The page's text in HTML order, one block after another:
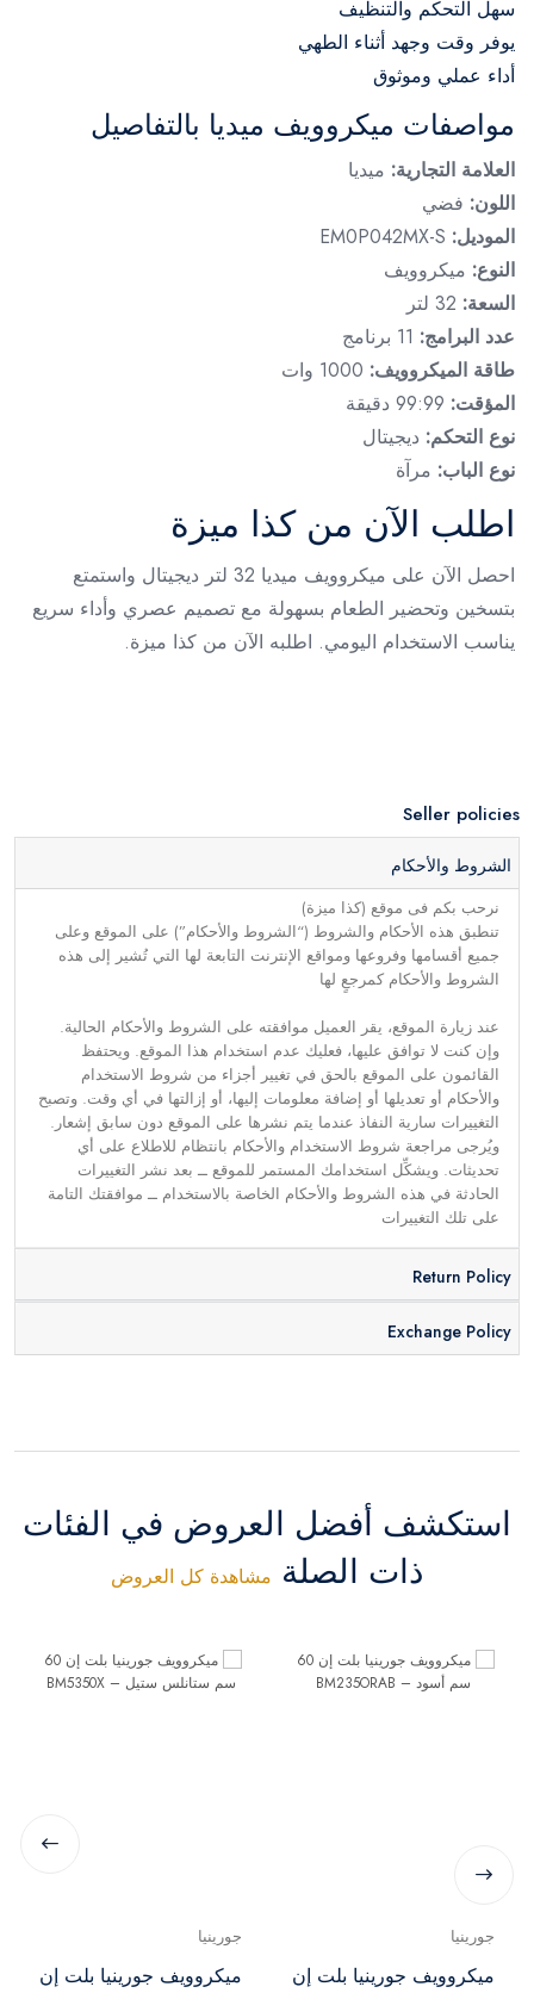
سهل التحكم والتنظيف
يوفر وقت وجهد أثناء الطهي
أداء عملي وموثوق
مواصفات ميكروويف ميديا بالتفاصيل
العلامة التجارية: ميديا
اللون: فضي
الموديل:
النوع: ميكروويف
السعة:
عدد البرامج:
طاقة الميكروويف:
المؤقت:
نوع التحكم: ديجيتال
نوع الباب: مرآة
اطلب الآن من كذا ميزة
احصل الآن على ميكروويف ميديا 32 لتر ديجيتال واستمتع
بتسخين وتحضير الطعام بسهولة مع تصميم عصري وأداء سريع
يناسب الاستخدام اليومي. اطلبه الآن من كذا ميزة.
Seller policies
الشروط والأحكام
نرحب بكم فى موقع (كذا ميزة)
تنطبق هذه الأحكام والشروط (“الشروط والأحكام”) على الموقع وعلى
جميع أقسامها وفروعها ومواقع الإنترنت التابعة لها التي تُشير إلى هذه
الشروط والأحكام كمرجعٍ لها
عند زيارة الموقع، يقر العميل موافقته على الشروط والأحكام الحالية.
وإن كنت لا توافق عليها، فعليك عدم استخدام هذا الموقع. ويحتفظ
القائمون على الموقع بالحق في تغيير أجزاء من شروط الاستخدام
والأحكام أو تعديلها أو إضافة معلومات إليها، أو إزالتها في أي وقت. وتصبح
التغييرات سارية النفاذ عندما يتم نشرها على الموقع دون سابق إشعار.
ويُرجى مراجعة شروط الاستخدام والأحكام بانتظام للاطلاع على أي
تحديثات. ويشكِّل استخدامك المستمر للموقع ــ بعد نشر التغييرات
الحادثة في هذه الشروط والأحكام الخاصة بالاستخدام ــ موافقتك التامة
على تلك التغييرات
Return Policy
Exchange Policy
استكشف أفضل العروض في الفئات
ذات الصلة مشاهدة كل العروض
جورينيا
ميكروويف جورينيا بلت إن
جورينيا
ميكروويف جورينيا بلت إن